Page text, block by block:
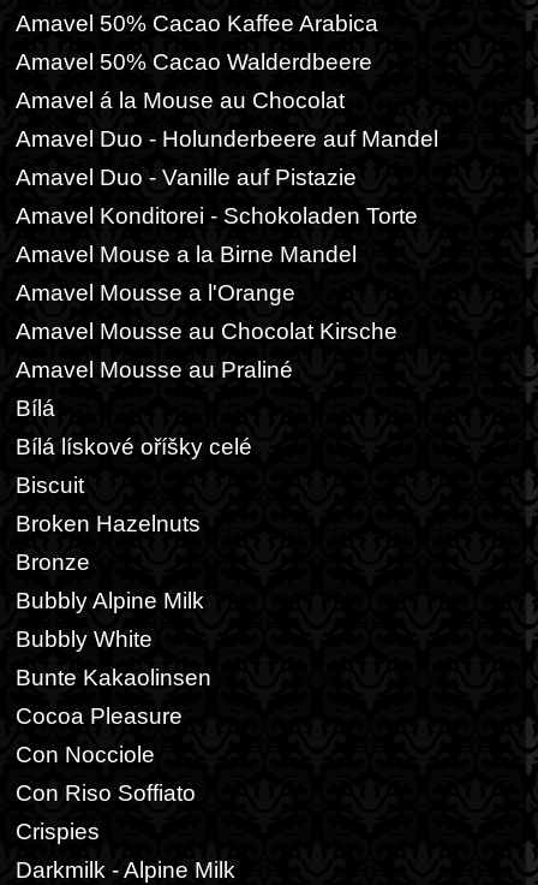
Amavel 50% Cacao Kaffee Arabica
Amavel 50% Cacao Walderdbeere
Amavel á la Mouse au Chocolat
Amavel Duo - Holunderbeere auf Mandel
Amavel Duo - Vanille auf Pistazie
Amavel Konditorei - Schokoladen Torte
Amavel Mouse a la Birne Mandel
Amavel Mousse a l'Orange
Amavel Mousse au Chocolat Kirsche
Amavel Mousse au Praliné
Bílá
Bílá lískové oříšky celé
Biscuit
Broken Hazelnuts
Bronze
Bubbly Alpine Milk
Bubbly White
Bunte Kakaolinsen
Cocoa Pleasure
Con Nocciole
Con Riso Soffiato
Crispies
Darkmilk - Alpine Milk